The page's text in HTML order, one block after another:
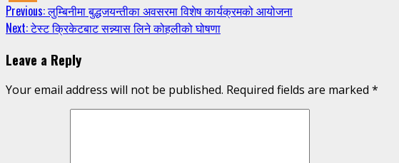
Continue
Reading
Previous:लुम्बिनीमा बुद्धजयन्तीका अवसरमा विशेष कार्यक्रमको आयोजना
Next:टेस्ट क्रिकेटबाट सन्न्यास लिने कोहलीको घोषणा
Leave a Reply
Your email address will not be published. Required fields are marked *